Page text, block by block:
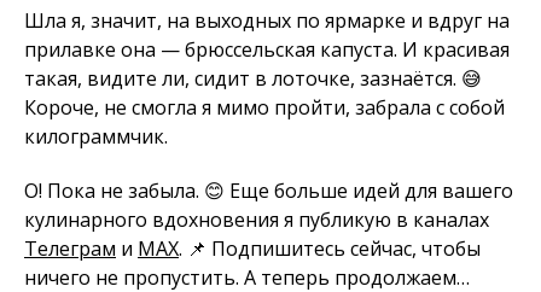
Шла я, значит, на выходных по ярмарке и вдруг на
прилавке она — брюссельская капуста. И красивая
такая, видите ли, сидит в лоточке, зазнаётся. 😅
Короче, не смогла я мимо пройти, забрала с собой
килограммчик.
О! Пока не забыла. 😊 Еще больше идей для вашего
кулинарного вдохновения я публикую в каналах
Телеграм и MAX. 📌 Подпишитесь сейчас, чтобы
ничего не пропустить. А теперь продолжаем…